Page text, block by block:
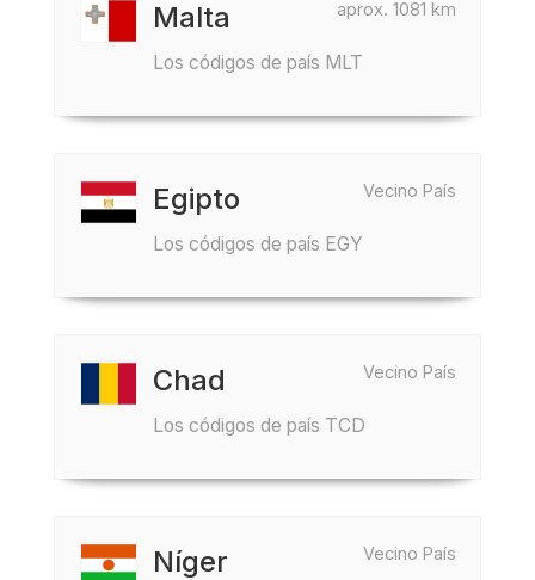
aprox. 1081 km
Malta
Los códigos de país MLT
Vecino País
Egipto
Los códigos de país EGY
Vecino País
Chad
Los códigos de país TCD
Vecino País
Níger